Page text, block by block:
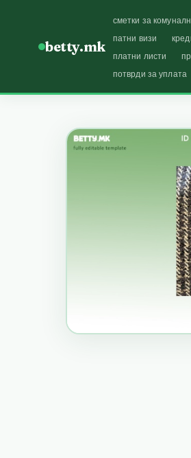
betty.mk
сметки за
патни визи
платни листи
потврди за уплата